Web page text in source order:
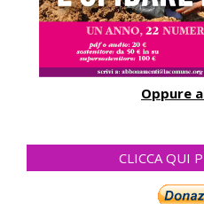
Oppure
CLICCA QUI